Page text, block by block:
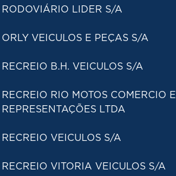
RODOVIÁRIO LIDER S/A
ORLY VEICULOS E PEÇAS S/A
RECREIO B.H. VEICULOS S/A
RECREIO RIO MOTOS COMERCIO E
REPRESENTAÇÕES LTDA
RECREIO VEICULOS S/A
RECREIO VITORIA VEICULOS S/A